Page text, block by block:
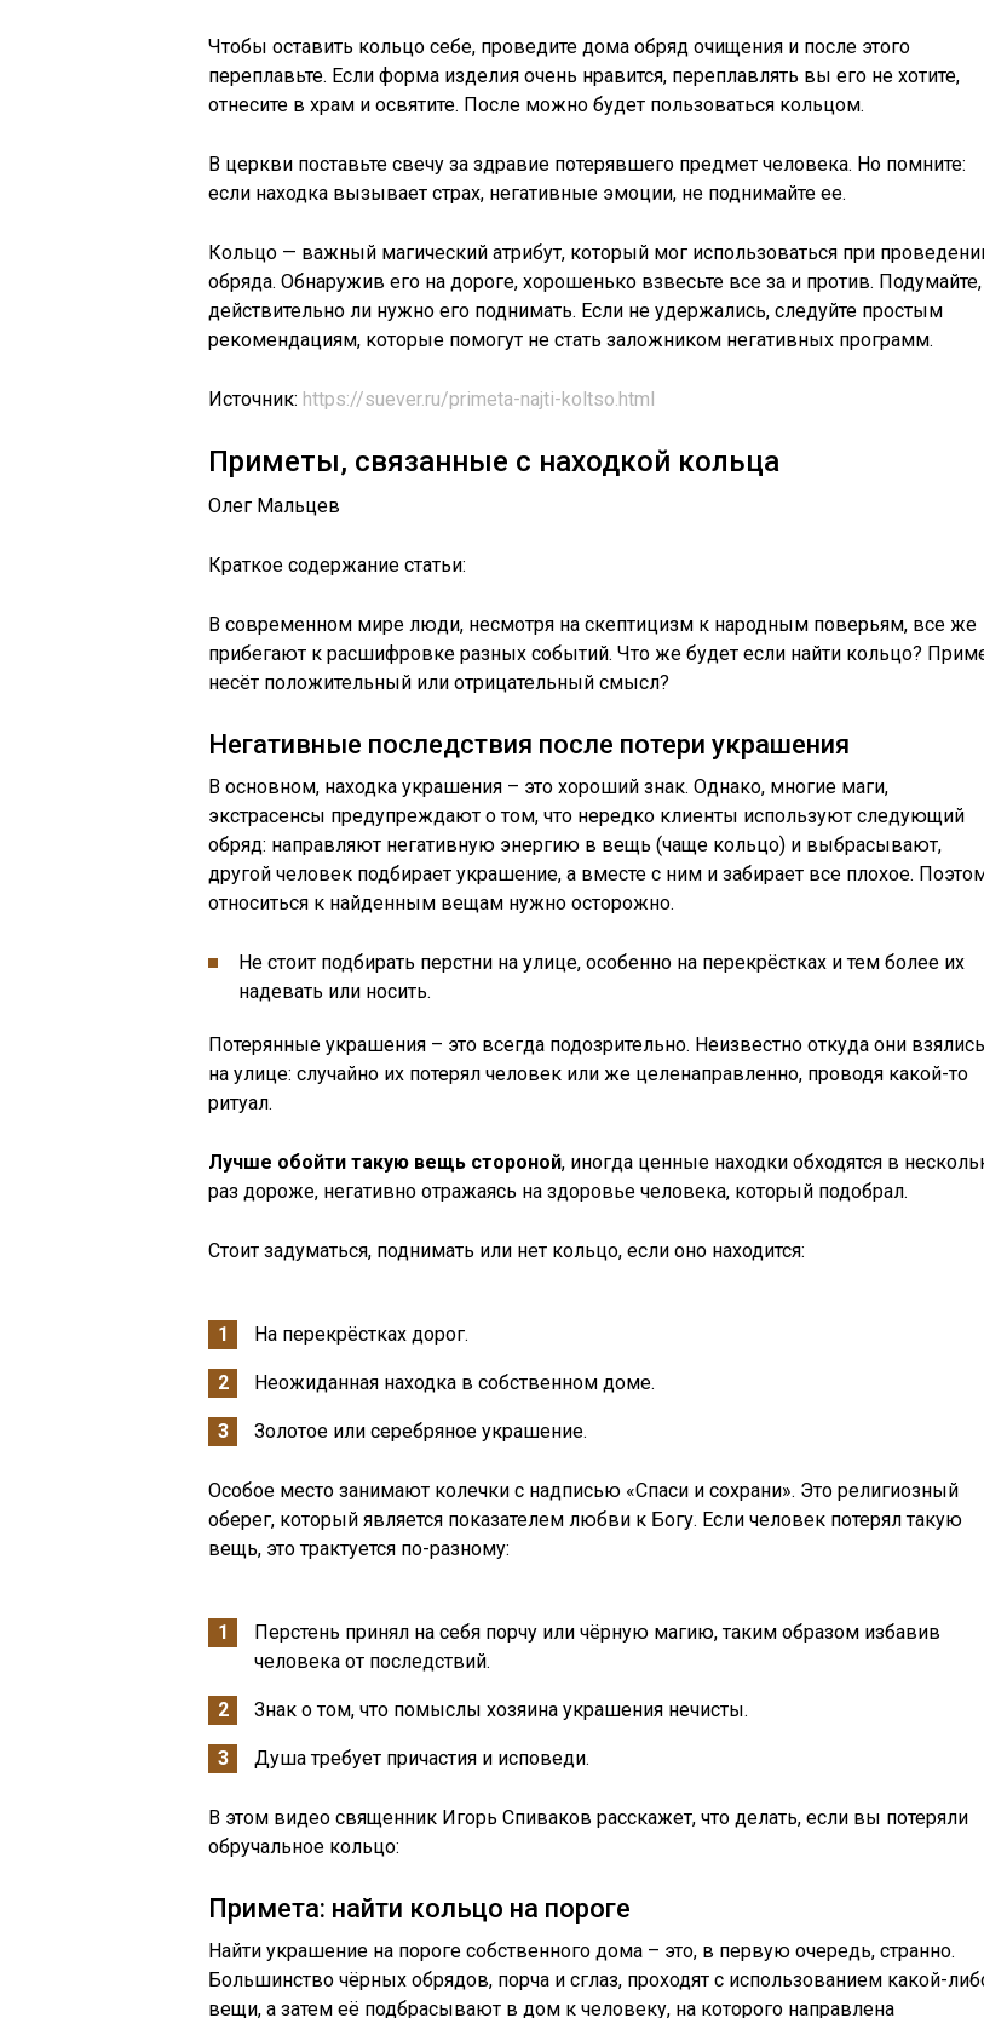
Чтобы оставить кольцо себе, проведите дома обряд очищения и после этого
переплавьте. Если форма изделия очень нравится, переплавлять вы его не хотите,
отнесите в храм и освятите. После можно будет пользоваться кольцом.
В церкви поставьте свечу за здравие потерявшего предмет человека. Но помните:
если находка вызывает страх, негативные эмоции, не поднимайте ее.
Кольцо — важный магический атрибут, который мог использоваться при
обряда. Обнаружив его на дороге, хорошенько взвесьте все за и против. Подумайте,
действительно ли нужно его поднимать. Если не удержались, следуйте простым
рекомендациям, которые помогут не стать заложником негативных программ.
Источник: https://suever.ru/primeta-najti-koltso.html
Приметы, связанные с находкой кольца
Олег Мальцев
Краткое содержание статьи:
В современном мире люди, несмотря на скептицизм к народным поверьям, все же
прибегают к расшифровке разных событий. Что же будет если найти кольцо?
несёт положительный или отрицательный смысл?
Негативные последствия после потери украшения
В основном, находка украшения – это хороший знак. Однако, многие маги,
экстрасенсы предупреждают о том, что нередко клиенты используют следующий
обряд: направляют негативную энергию в вещь (чаще кольцо) и выбрасывают,
другой человек подбирает украшение, а вместе с ним и забирает все плохое.
относиться к найденным вещам нужно осторожно.
Не стоит подбирать перстни на улице, особенно на перекрёстках и тем более их
надевать или носить.
Потерянные украшения – это всегда подозрительно. Неизвестно откуда они взялись
на улице: случайно их потерял человек или же целенаправленно, проводя какой-то
ритуал.
Лучше обойти такую вещь стороной, иногда ценные находки обходятся в
раз дороже, негативно отражаясь на здоровье человека, который подобрал.
Стоит задуматься, поднимать или нет кольцо, если оно находится:
На перекрёстках дорог.
Неожиданная находка в собственном доме.
Золотое или серебряное украшение.
Особое место занимают колечки с надписью «Спаси и сохрани». Это религиозный
оберег, который является показателем любви к Богу. Если человек потерял такую
вещь, это трактуется по-разному:
Перстень принял на себя порчу или чёрную магию, таким образом избавив
человека от последствий.
Знак о том, что помыслы хозяина украшения нечисты.
Душа требует причастия и исповеди.
В этом видео священник Игорь Спиваков расскажет, что делать, если вы потеряли
обручальное кольцо:
Примета: найти кольцо на пороге
Найти украшение на пороге собственного дома – это, в первую очередь, странно.
Большинство чёрных обрядов, порча и сглаз, проходят с использованием какой-
вещи, а затем её подбрасывают в дом к человеку, на которого направлена